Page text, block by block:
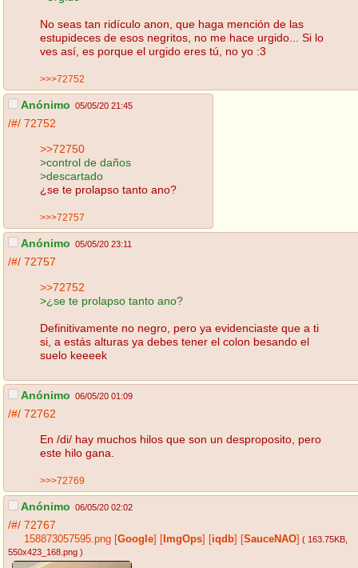
No seas tan ridículo anon, que haga mención de las
estupideces de esos negritos, no me hace urgido... Si lo
ves así, es porque el urgido eres tú, no yo :3
>>>72752
Anónimo 05/05/20 21:45
/#/ 72752
>>72750
>control de daños
>descartado
¿se te prolapso tanto ano?
>>>72757
Anónimo 05/05/20 23:11
/#/ 72757
>>72752
>¿se te prolapso tanto ano?
Definitivamente no negro, pero ya evidenciaste que a ti
si, a estás alturas ya debes tener el colon besando el
suelo keeeek
Anónimo 06/05/20 01:09
/#/ 72762
En /di/ hay muchos hilos que son un desproposito, pero
este hilo gana.
>>>72769
Anónimo 06/05/20 02:02
/#/ 72767
158873057595.png Google ImgOps iqdb SauceNAO ( 163.75KB
550x423_168.png )